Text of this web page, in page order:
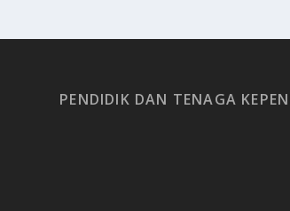
PENDIDIK DAN TENAGA